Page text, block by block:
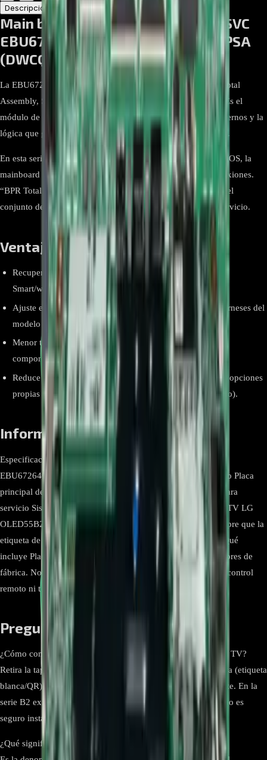
Descripción
Main board, BPR Total Assembly, SVC
EBU67264001 para LG OLED55B2PSA
(DWCQLJR)
La EBU67264001 es la tarjeta principal (Mainboard) “BPR Total
Assembly, SVC” destinada al televisor LG OLED55B2PSA. Es el
módulo de señal donde residen el procesador, los puertos externos y la
lógica que gobierna imagen, sonido, red y control del equipo.
En esta serie B2 el televisor integra procesador α7 Gen5, webOS, la
mainboard es la responsable de ofrecer y gestionar esas conexiones.
“BPR Total Assembly, SVC” es la denominación de LG para el
conjunto de placa principal ensamblada como repuesto de servicio.
Ventajas y beneficios
Recupera todas las funciones del TV (imagen, sonido,
Smart/webOS, red y puertos) en una sola intervención.
Ajuste exacto: repuesto OEM preparado para el chasis y arneses del
modelo OLED55B2PSA.
Menor tiempo de reparación frente a reparaciones a nivel
componente.
Reduce riesgos de incompatibilidad: mantiene firmware y opciones
propias de la familia B2 (ver notas de compatibilidad abajo).
Información relevante
Especificación Detalle Marca LG Electronics Modelo (P/N)
EBU67264001 — Mainboard, BPR Total Assembly, SVC Tipo Placa
principal de señal (mainboard) completamente ensamblada para
servicio Sistema operativo webOS Smart TV Compatibilidad TV LG
OLED55B2PSA (variante DWCQLJR y afines). Verifica siempre que la
etiqueta de tu placa indique exactamente “EBU67264001”. Qué
incluye Placa principal ensamblada con disipadores y conectores de
fábrica. No incluye fuente de poder, panel OLED, altavoces, control
remoto ni tornillería.
Preguntas frecuentes
¿Cómo confirmo que la EBU67264001 es la correcta para mi TV?
Retira la tapa trasera y compara el número de parte de tu placa (etiqueta
blanca/QR) con “EBU67264001”. Debe coincidir exactamente. En la
serie B2 existen placas con otros P/N por región, por lo que no es
seguro instalar referencias distintas aunque el TV sea “B2”.
¿Qué significa “BPR Total Assembly, SVC”?